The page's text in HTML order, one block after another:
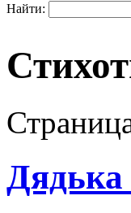
Найти:
Дядька